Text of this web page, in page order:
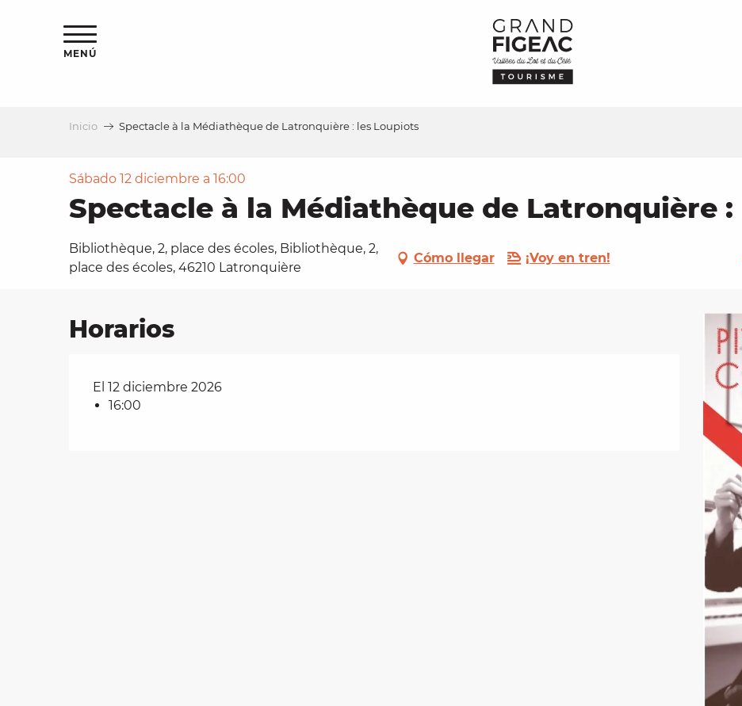
MENÚ
Inicio Spectacle à la Médiathèque de Latronquière : les Loupiots
Sábado 12 diciembre a 16:00
Spectacle à la Médiathèque de Latronquière
Bibliothèque, 2, place des écoles, Bibliothèque, 2,
place des écoles, 46210 Latronquière
Cómo llegar ¡Voy en tren!
Horarios
El 12 diciembre 2026
16:00